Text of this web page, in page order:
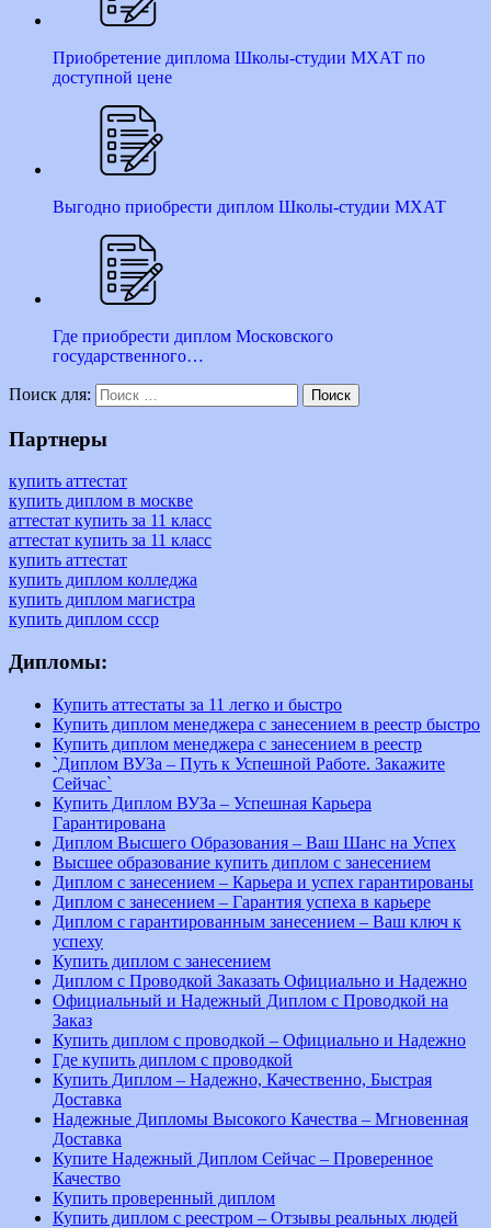
Приобретение диплома Школы-студии МХАТ по
доступной цене
Выгодно приобрести диплом Школы-студии МХАТ
Где приобрести диплом Московского
государственного…
Поиск для: Поиск
Партнеры
купить аттестат
купить диплом в москве
аттестат купить за 11 класс
аттестат купить за 11 класс
купить аттестат
купить диплом колледжа
купить диплом магистра
купить диплом ссср
Дипломы:
Купить аттестаты за 11 легко и быстро
Купить диплом менеджера с занесением в реестр быстро
Купить диплом менеджера с занесением в реестр
`Диплом ВУЗа – Путь к Успешной Работе. Закажите
Сейчас`
Купить Диплом ВУЗа – Успешная Карьера
Гарантирована
Диплом Высшего Образования – Ваш Шанс на Успех
Высшее образование купить диплом с занесением
Диплом с занесением – Карьера и успех гарантированы
Диплом с занесением – Гарантия успеха в карьере
Диплом с гарантированным занесением – Ваш ключ к
успеху
Купить диплом с занесением
Диплом с Проводкой Заказать Официально и Надежно
Официальный и Надежный Диплом с Проводкой на
Заказ
Купить диплом с проводкой – Официально и Надежно
Где купить диплом с проводкой
Купить Диплом – Надежно, Качественно, Быстрая
Доставка
Надежные Дипломы Высокого Качества – Мгновенная
Доставка
Купите Надежный Диплом Сейчас – Проверенное
Качество
Купить проверенный диплом
Купить диплом с реестром – Отзывы реальных людей